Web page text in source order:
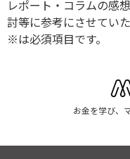
レポート・コラムの感
討等に参考にさせていた
※は必須項目です。
お金を学び、